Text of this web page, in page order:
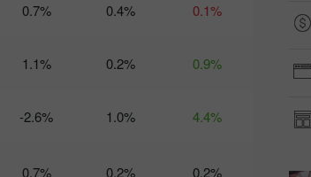
апреля…
на 28
0.7% 0.4% 0.1%
1.1% 0.2% 0.9%
-2.6% 1.0% 4.4%
0.7% 0.2% 0.2%